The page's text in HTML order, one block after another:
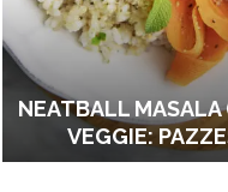
NEATBALL MASALA
VEGGIE: